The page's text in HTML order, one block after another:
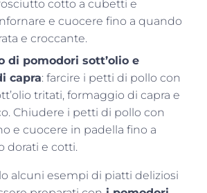
cotto a cubetti e
e cuocere fino a quando
e croccante.
di pomodori sott’olio e
capra: farcire i petti di pollo con
tritati, formaggio di capra e
Chiudere i petti di pollo con
e cuocere in padella fino a
dorati e cotti.
alcuni esempi di piatti deliziosi